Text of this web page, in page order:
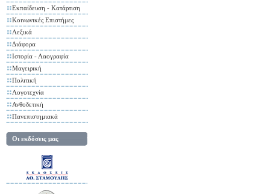
Εκπαίδευση - Κατάρτιση
Κοινωνικές Επιστήμες
Λεξικά
Διάφορα
Ιστορία - Λαογραφία
Μαγειρική
Πολιτική
Λογοτεχνία
Ανθοδετική
Πανεπιστημιακά
Οι εκδόσεις μας